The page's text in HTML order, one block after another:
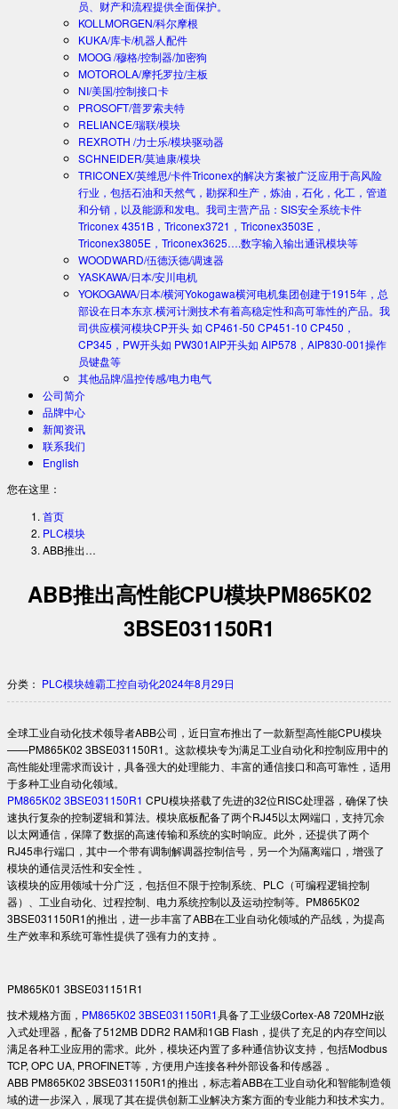
员、财产和流程提供全面保护。
KOLLMORGEN/科尔摩根
KUKA/库卡/机器人配件
MOOG /穆格/控制器/加密狗
MOTOROLA/摩托罗拉/主板
NI/美国/控制接口卡
PROSOFT/普罗索夫特
RELIANCE/瑞联/模块
REXROTH /力士乐/模块驱动器
SCHNEIDER/莫迪康/模块
TRICONEX/英维思/卡件Triconex的解决方案被广泛应用于高风险
行业，包括石油和天然气，勘探和生产，炼油，石化，化工，管道
和分销，以及能源和发电。我司主营产品：SIS安全系统卡件
Triconex 4351B，Triconex3721，Triconex3503E，
Triconex3805E，Triconex3625….数字输入输出通讯模块等
WOODWARD/伍德沃德/调速器
YASKAWA/日本/安川电机
YOKOGAWA/日本/横河Yokogawa横河电机集团创建于1915年，总
部设在日本东京.横河计测技术有着高稳定性和高可靠性的产品。我
司供应横河模块CP开头 如 CP461-50 CP451-10 CP450，
CP345，PW开头如 PW301AIP开头如 AIP578，AIP830-001操作
员键盘等
其他品牌/温控传感/电力电气
公司简介
品牌中心
新闻资讯
联系我们
English
您在这里：
首页
PLC模块
ABB推出…
ABB推出高性能CPU模块PM865K02
3BSE031150R1
分类： PLC模块雄霸工控自动化2024年8月29日
全球工业自动化技术领导者ABB公司，近日宣布推出了一款新型高性能CPU模块
——PM865K02 3BSE031150R1。这款模块专为满足工业自动化和控制应用中的
高性能处理需求而设计，具备强大的处理能力、丰富的通信接口和高可靠性，适用
于多种工业自动化领域。
PM865K02 3BSE031150R1 CPU模块搭载了先进的32位RISC处理器，确保了快
速执行复杂的控制逻辑和算法。模块底板配备了两个RJ45以太网端口，支持冗余
以太网通信，保障了数据的高速传输和系统的实时响应。此外，还提供了两个
RJ45串行端口，其中一个带有调制解调器控制信号，另一个为隔离端口，增强了
模块的通信灵活性和安全性 。
该模块的应用领域十分广泛，包括但不限于控制系统、PLC（可编程逻辑控制
器）、工业自动化、过程控制、电力系统控制以及运动控制等。PM865K02
3BSE031150R1的推出，进一步丰富了ABB在工业自动化领域的产品线，为提高
生产效率和系统可靠性提供了强有力的支持 。
PM865K01 3BSE031151R1
技术规格方面， PM865K02 3BSE031150R1具备了工业级Cortex-A8 720MHz嵌
入式处理器，配备了512MB DDR2 RAM和1GB Flash，提供了充足的内存空间以
满足各种工业应用的需求。此外，模块还内置了多种通信协议支持，包括Modbus
TCP, OPC UA, PROFINET等，方便用户连接各种外部设备和传感器 。
ABB PM865K02 3BSE031150R1的推出，标志着ABB在工业自动化和智能制造领
域的进一步深入，展现了其在提供创新工业解决方案方面的专业能力和技术实力。